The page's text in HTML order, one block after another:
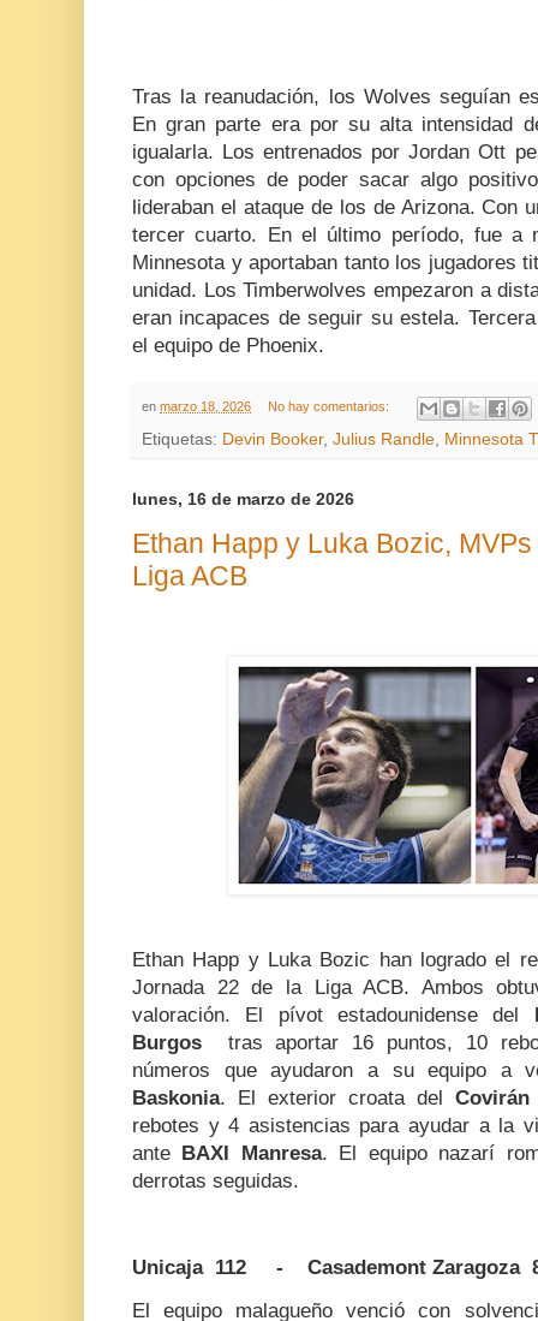
Tras la reanudación, los Wolves seguían
En gran parte era por su alta intensidad
igualarla. Los entrenados por Jordan Ott
con opciones de poder sacar algo
lideraban el ataque de los de Arizona. Con
tercer cuarto. En el último período, fue a
Minnesota y aportaban tanto los jugadores
unidad. Los Timberwolves empezaron a
eran incapaces de seguir su estela.
el equipo de Phoenix.
en marzo 18, 2026 No hay comentarios:
Etiquetas: Devin Booker, Julius Randle Minnesota
lunes, 16 de marzo de 2026
Ethan Happ y Luka Bozic,
Liga ACB
Ethan Happ y Luka Bozic han logrado el
Jornada 22 de la Liga ACB. Ambos
valoración. El pívot estadounidense del
Burgos tras aportar 16 puntos, 10
números que ayudaron a su equipo a
Baskonia. El exterior croata del
rebotes y 4 asistencias para ayudar a la
ante BAXI Manresa. El equipo nazarí
derrotas seguidas.
Unicaja 112 - Casademont Zaragoza
El equipo malagueño venció con